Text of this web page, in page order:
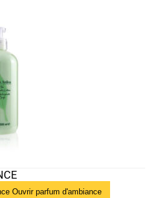
Ouvrir parfum d'ambiance